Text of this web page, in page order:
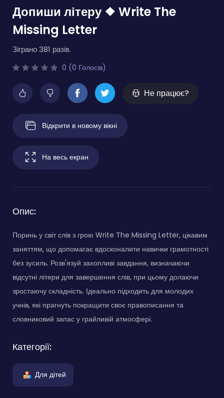
Допиши літеру ❖ Write The
Missing Letter
Зіграно 381 разів.
0 (0 Голосів)
Не працює?
Відкрити в новому вікні
На весь екран
Опис:
Поринь у світ слів з грою Write The Missing Letter, цікавим
заняттям, що допомагає вдосконалити навички грамотності
без зусиль. Розв'язуй захопливі завдання, визначаючи
відсутні літери для завершення слів, при цьому долаючи
зростаючу складність. Ідеально підходить для молодих
учнів, які прагнуть покращити своє правописання та
словниковий запас у грайливій атмосфері.
Категорії:
Для дітей